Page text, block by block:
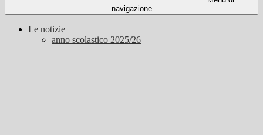
navigazione
Le notizie
anno scolastico 2025/26